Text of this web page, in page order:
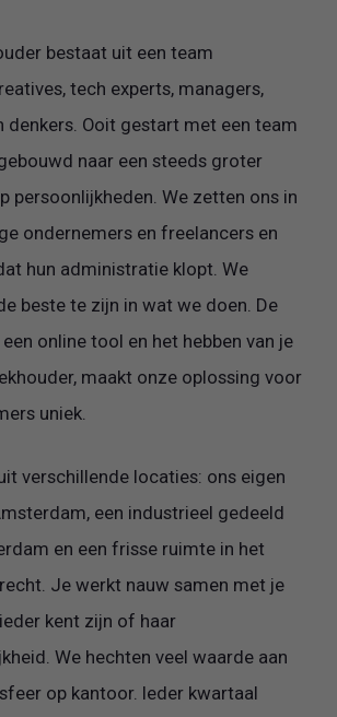
bestaat uit een team
tech experts, managers,
denkers. Ooit gestart met een team
naar een steeds groter
persoonlijkheden. We zetten ons in
ondernemers en freelancers en
hun administratie klopt. We
beste te zijn in wat we doen. De
online tool en het hebben van je
maakt onze oplossing voor
uniek.
verschillende locaties: ons eigen
een industrieel gedeeld
en een frisse ruimte in het
Je werkt nauw samen met je
kent zijn of haar
We hechten veel waarde aan
op kantoor. Ieder kwartaal